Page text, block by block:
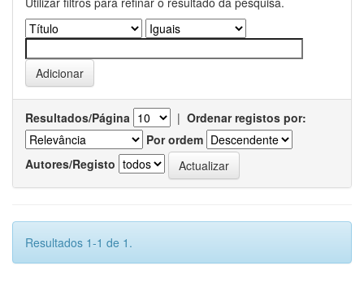
Resultados/Página | Ordenar registos por:
Por ordem
Autores/Registo
Resultados 1-1 de 1.